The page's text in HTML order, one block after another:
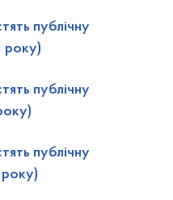
публічну
року)
публічну
публічну